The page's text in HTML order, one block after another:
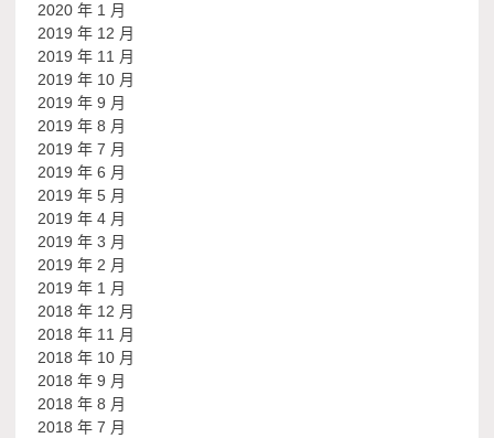
2020 年 1 月
2019 年 12 月
2019 年 11 月
2019 年 10 月
2019 年 9 月
2019 年 8 月
2019 年 7 月
2019 年 6 月
2019 年 5 月
2019 年 4 月
2019 年 3 月
2019 年 2 月
2019 年 1 月
2018 年 12 月
2018 年 11 月
2018 年 10 月
2018 年 9 月
2018 年 8 月
2018 年 7 月